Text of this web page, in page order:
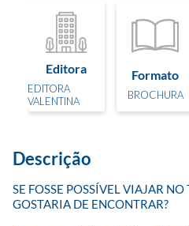
Editora
EDITORA
VALENTINA
Formato
BROCHURA
Descrição
SE FOSSE POSSÍVEL VIAJAR
GOSTARIA DE ENCONTRAR?